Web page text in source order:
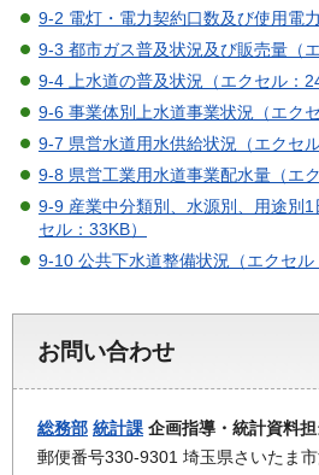
9-2 電灯・電力契約口数及び使用電
9-3 都市ガス普及状況及び販売量（
9-4 上水道の普及状況（エクセル：
9-6 事業体別上水道事業状況（エクセ
9-7 県営水道用水供給状況（エクセル
9-8 県営工業用水道事業配水量（エ
9-9 産業中分類別、水源別、用途別
セル：33KB）
9-10 公共下水道整備状況（エクセル
お問い合わせ
総務部 統計課 企画指導・統計資料担
郵便番号330-9301 埼玉県さいたま